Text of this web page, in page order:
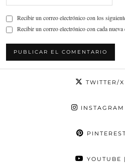
Recibir un correo electrónico con los
Recibir un correo electrónico con cada nueva
TWITTER/X
INSTAGRAM
YOUTUBE